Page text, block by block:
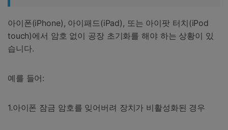
아이폰(iPhone), 아이패드(iPad), 또는 아이팟 터치(iPod
touch)에서 암호 없이 공장 초기화를 해야 하는 상황이 있
습니다.
예를 들어:
1.아이폰 잠금 암호를 잊어버려 장치가 비활성화된 경우